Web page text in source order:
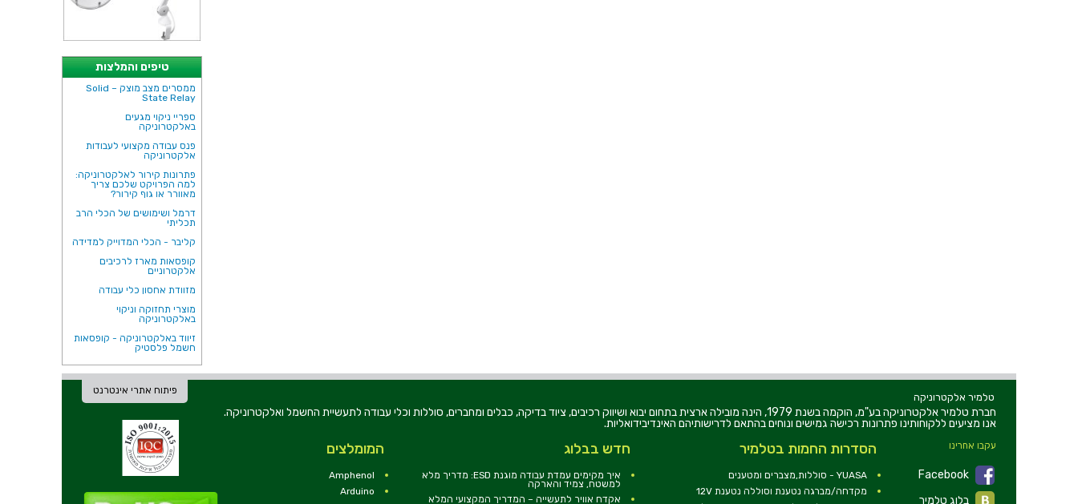
טיפים והמלצות
ממסרים מצב מוצק – Solid
State Relay
ספריי ניקוי מגעים
באלקטרוניקה
פנס עבודה מקצועי לעבודות
אלקטרוניקה
פתרונות קירור לאלקטרוניקה:
למה הפרויקט שלכם צריך
מאוורר או גוף קירור?
דרמל ושימושים של הכלי הרב
תכליתי
קליבר - הכלי המדוייק למדידה
קופסאות מארז לרכיבים
אלקטרוניים
מזוודת אחסון כלי עבודה
מוצרי תחזוקה וניקוי
באלקטרוניקה
זיווד באלקטרוניקה - קופסאות
חשמל פלסטיק
פיתוח אתרי אינטרנט
טלמיר אלקטרוניקה
חברת טלמיר אלקטרוניקה בע"מ, הוקמה בשנת 1979, הינה מובילה ארצית בתחום יבוא ושיווק רכיבים, ציוד בדיקה, כבלים ומחברים, סוללות וכלי עבודה לתעשיית החשמל ואלקטרוניקה.
אנו מציעים ללקוחותינו פתרונות רכישה גמישים ונוחים בהתאם לדרישותיהם האינדיבידואליות.
עקבו אחרינו
Facebook
המומלצים
Amphenol
Arduino
חדש בבלוג
איך מקימים עמדת עבודה מוגנת ESD: מדריך מלא
למשטח, צמיד והארקה
אקדח אוויר לתעשייה – המדריך המקצועי המלא
הסדרות החמות בטלמיר
YUASA - סוללות,מצברים ומטענים
מקדחה/מברגה נטענת וסוללה נטענת 12V